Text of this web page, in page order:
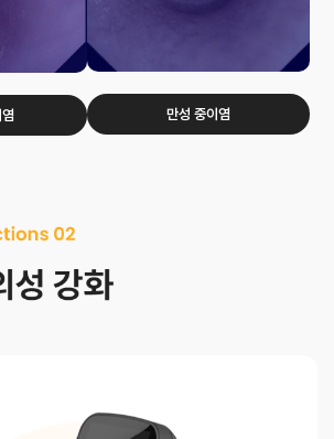
만성 중이염